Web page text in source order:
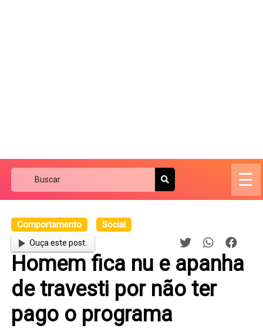
☰
Comportamento Social
Ouça este post.
Homem fica nu e apanha
de travesti por não ter
pago o programa